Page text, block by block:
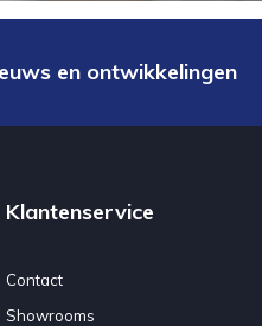
en ontwikkelingen
Klantenservice
Contact
Showrooms